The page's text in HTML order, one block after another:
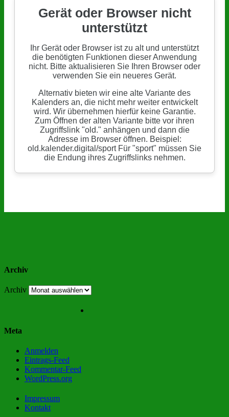
Archiv
Archiv
Meta
Anmelden
Eintrags-Feed
Kommentar-Feed
WordPress.org
Impressum
Kontakt